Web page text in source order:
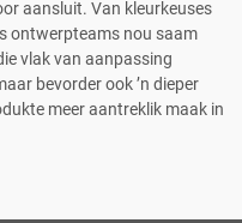
aansluit. Van kleurkeuses
ontwerpteams nou saam
vlak van aanpassing
bevorder ook ’n dieper
meer aantreklik maak in